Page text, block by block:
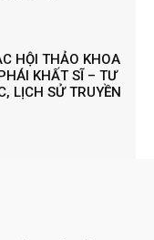
HỘI THẢO KHOA
KHẤT SĨ – TƯ
LỊCH SỬ TRUYỀN